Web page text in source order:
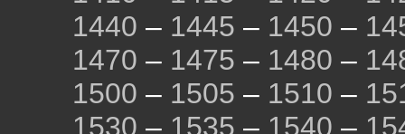
1440 – 1445 – 1450 –
1470 – 1475 – 1480 –
1500 – 1505 – 1510 –
1530 – 1535 – 1540 –